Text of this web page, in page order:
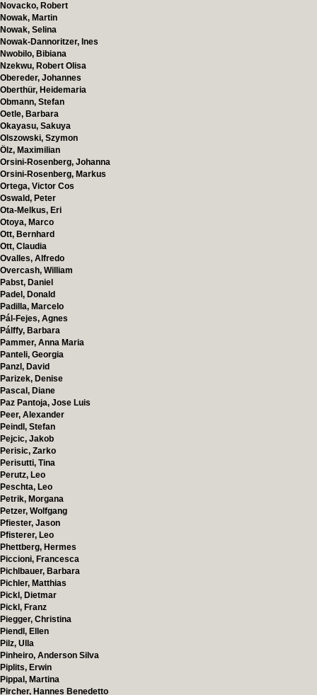
Novacko, Robert
Nowak, Martin
Nowak, Selina
Nowak-Dannoritzer, Ines
Nwobilo, Bibiana
Nzekwu, Robert Olisa
Obereder, Johannes
Oberthür, Heidemaria
Obmann, Stefan
Oetle, Barbara
Okayasu, Sakuya
Olszowski, Szymon
Ölz, Maximilian
Orsini-Rosenberg, Johanna
Orsini-Rosenberg, Markus
Ortega, Victor Cos
Oswald, Peter
Ota-Melkus, Eri
Otoya, Marco
Ott, Bernhard
Ott, Claudia
Ovalles, Alfredo
Overcash, William
Pabst, Daniel
Padel, Donald
Padilla, Marcelo
Pál-Fejes, Agnes
Pálffy, Barbara
Pammer, Anna Maria
Panteli, Georgia
Panzl, David
Parizek, Denise
Pascal, Diane
Paz Pantoja, Jose Luis
Peer, Alexander
Peindl, Stefan
Pejcic, Jakob
Perisic, Zarko
Perisutti, Tina
Perutz, Leo
Peschta, Leo
Petrik, Morgana
Petzer, Wolfgang
Pfiester, Jason
Pfisterer, Leo
Phettberg, Hermes
Piccioni, Francesca
Pichlbauer, Barbara
Pichler, Matthias
Pickl, Dietmar
Pickl, Franz
Piegger, Christina
Piendl, Ellen
Pilz, Ulla
Pinheiro, Anderson Silva
Piplits, Erwin
Pippal, Martina
Pircher, Hannes Benedetto